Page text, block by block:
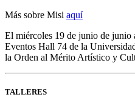
Más sobre Misi aquí
El miércoles 19 de junio de junio
Eventos Hall 74 de la
la Orden al Mérito Artístico y
TALLERES